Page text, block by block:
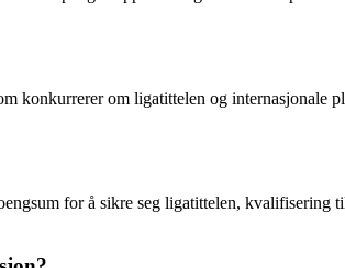
konkurrerer om ligatittelen og internasjonale
for å sikre seg ligatittelen, kvalifisering